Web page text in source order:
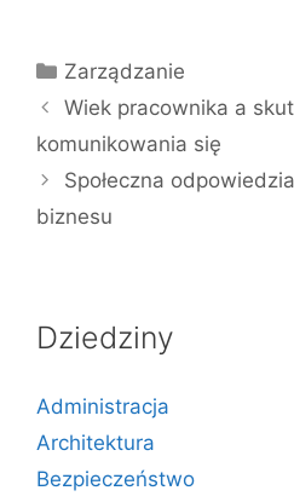
Kategorie
Zarządzanie
Wiek pracownika a
komunikowania się
Społeczna
biznesu
Dziedziny
Administracja
Architektura
Bezpieczeństwo